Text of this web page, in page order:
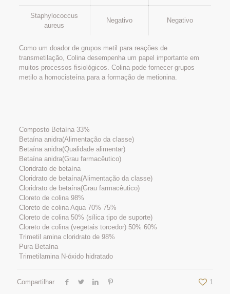
Staphylococcus
aureus
Negativo Negativo
Como um doador de grupos metil para reações de
transmetilação, Colina desempenha um papel importante em
muitos processos fisiológicos. Colina pode fornecer grupos
metilo a homocisteína para a formação de metionina.
Composto Betaína 33%
Betaína anidra(Alimentação da classe)
Betaína anidra(Qualidade alimentar)
Betaína anidra(Grau farmacêutico)
Cloridrato de betaína
Cloridrato de betaína(Alimentação da classe)
Cloridrato de betaína(Grau farmacêutico)
Cloreto de colina 98%
Cloreto de colina Aqua 70% 75%
Cloreto de colina 50% (sílica tipo de suporte)
Cloreto de colina (vegetais torcedor) 50% 60%
Trimetil amina cloridrato de 98%
Pura Betaína
Trimetilamina N-óxido hidratado
Compartilhar 1